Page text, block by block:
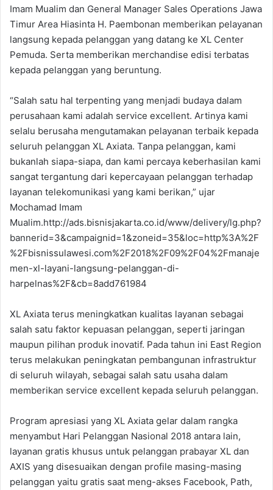
Imam Mualim dan General Manager Sales Operations Jawa
Timur Area Hiasinta H. Paembonan memberikan pelayanan
langsung kepada pelanggan yang datang ke XL Center
Pemuda. Serta memberikan merchandise edisi terbatas
kepada pelanggan yang beruntung.
“Salah satu hal terpenting yang menjadi budaya dalam
perusahaan kami adalah service excellent. Artinya kami
selalu berusaha mengutamakan pelayanan terbaik kepada
seluruh pelanggan XL Axiata. Tanpa pelanggan, kami
bukanlah siapa-siapa, dan kami percaya keberhasilan kami
sangat tergantung dari kepercayaan pelanggan terhadap
layanan telekomunikasi yang kami berikan,” ujar
Mochamad Imam
Mualim.http://ads.bisnisjakarta.co.id/www/delivery/lg.php?
bannerid=3&campaignid=1&zoneid=35&loc=http%3A%2F
%2Fbisnissulawesi.com%2F2018%2F09%2F04%2Fmanaje
men-xl-layani-langsung-pelanggan-di-
harpelnas%2F&cb=8add761984
XL Axiata terus meningkatkan kualitas layanan sebagai
salah satu faktor kepuasan pelanggan, seperti jaringan
maupun pilihan produk inovatif. Pada tahun ini East Region
terus melakukan peningkatan pembangunan infrastruktur
di seluruh wilayah, sebagai salah satu usaha dalam
memberikan service excellent kepada seluruh pelanggan.
Program apresiasi yang XL Axiata gelar dalam rangka
menyambut Hari Pelanggan Nasional 2018 antara lain,
layanan gratis khusus untuk pelanggan prabayar XL dan
AXIS yang disesuaikan dengan profile masing-masing
pelanggan yaitu gratis saat meng-akses Facebook, Path,